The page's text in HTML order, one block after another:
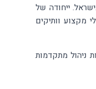
ייחודה של
מקצוע וותיקים
ניהול מתקדמות